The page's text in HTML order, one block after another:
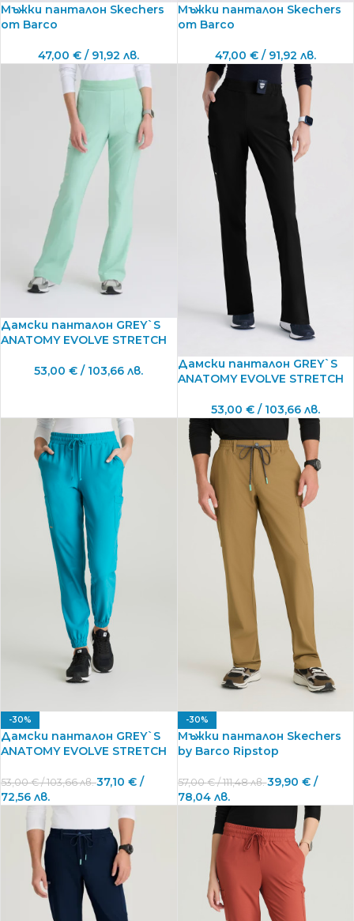
Мъжки панталон Skechers
от Barco
47,00€ / 91,92 лв.
Мъжки панталон Skechers
от Barco
47,00 €/ 91,92 лв.
Дамски панталон GREY`S
ANATOMY EVOLVE STRETCH
53,00€ / 103,66 лв.
Дамски панталон GREY`S
ANATOMY EVOLVE STRETCH
53,00 €/ 103,66 лв.
-30%
Дамски панталон GREY`S
ANATOMY EVOLVE STRETCH
53,00€/ 103,66 лв.37,10 € /
72,56 лв.
-30%
Мъжки панталон Skechers
by Barco Ripstop
57,00€/ 111,48 лв.39,90 €/
78,04 лв.